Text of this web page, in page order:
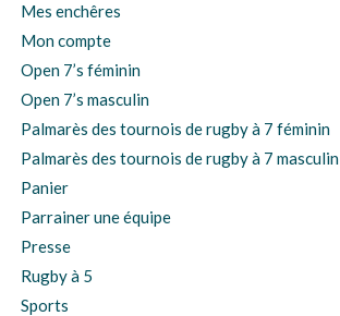
Mes enchêres
Mon compte
Open 7’s féminin
Open 7’s masculin
Palmarès des tournois de rugby à 7 féminin
Palmarès des tournois de rugby à 7 masculin
Panier
Parrainer une équipe
Presse
Rugby à 5
Sports